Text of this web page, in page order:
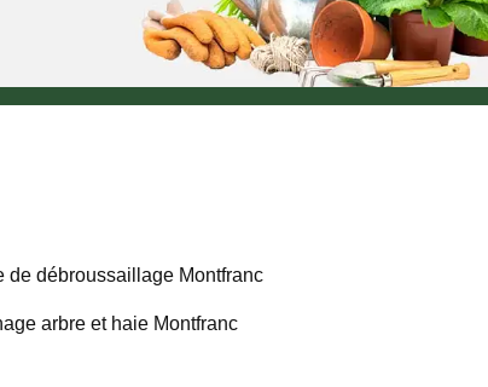
de débroussaillage Montfranc
arbre et haie Montfranc